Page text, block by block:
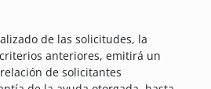
de las solicitudes, la
anteriores, emitirá un
de solicitantes